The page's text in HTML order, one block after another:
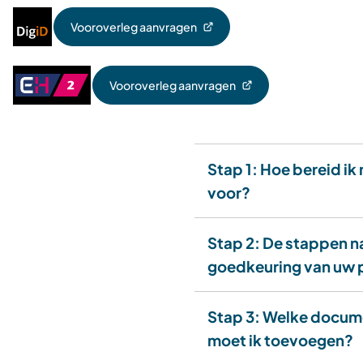
Inloggen
met
Vooroverleg aanvragen
(Verwijst
een
externe
website)
Inloggen
met
Vooroverleg aanvragen
(Verwijst
Stap 1: Hoe bereid ik
voor?
Stap 2: De stappen
goedkeuring van uw
Stap 3: Welke
moet ik toevoegen?